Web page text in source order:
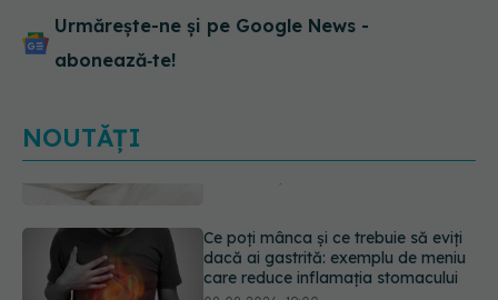
Urmărește-ne și pe Google News -
abonează‑te!
NOUTĂȚI
dacă ai gastrită: exemplu de meniu
care reduce inflamația stomacului
08.08.2026, 19:00